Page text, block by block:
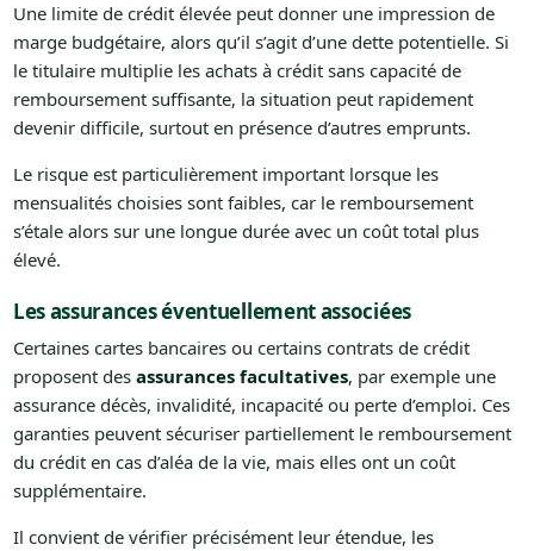
Une limite de crédit élevée peut donner une impression de
marge budgétaire, alors qu’il s’agit d’une dette potentielle. Si
le titulaire multiplie les achats à crédit sans capacité de
remboursement suffisante, la situation peut rapidement
devenir difficile, surtout en présence d’autres emprunts.
Le risque est particulièrement important lorsque les
mensualités choisies sont faibles, car le remboursement
s’étale alors sur une longue durée avec un coût total plus
élevé.
Les assurances éventuellement associées
Certaines cartes bancaires ou certains contrats de crédit
proposent des assurances facultatives, par exemple une
assurance décès, invalidité, incapacité ou perte d’emploi. Ces
garanties peuvent sécuriser partiellement le remboursement
du crédit en cas d’aléa de la vie, mais elles ont un coût
supplémentaire.
Il convient de vérifier précisément leur étendue, les